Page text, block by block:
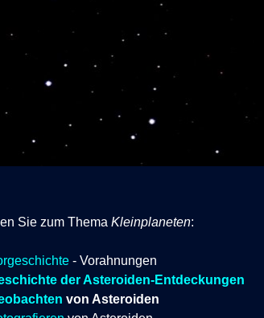
Sie zum Thema Kleinplaneten:
- Vorahnungen
der Asteroiden-Entdeckungen
von Asteroiden